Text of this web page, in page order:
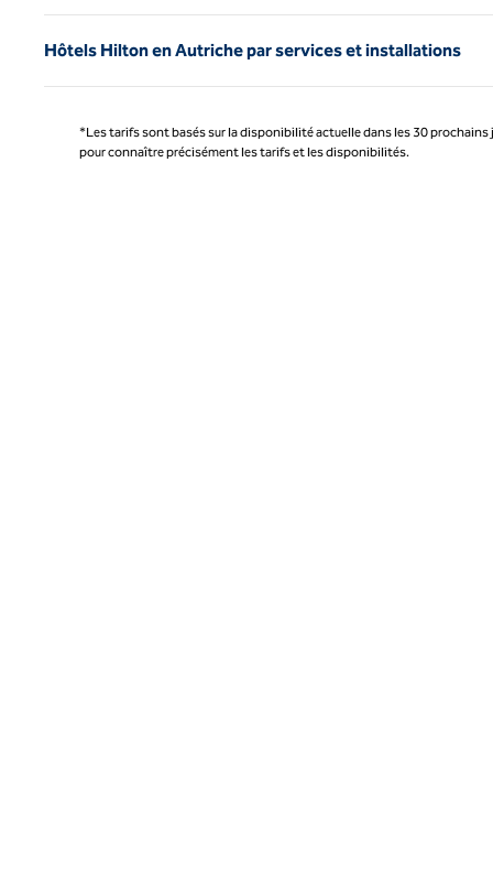
Hôtels Hilton en Autriche par services et installations
*Les tarifs sont basés sur la disponibilité actuelle dans les 30
pour connaître précisément les tarifs et les disponibilités.